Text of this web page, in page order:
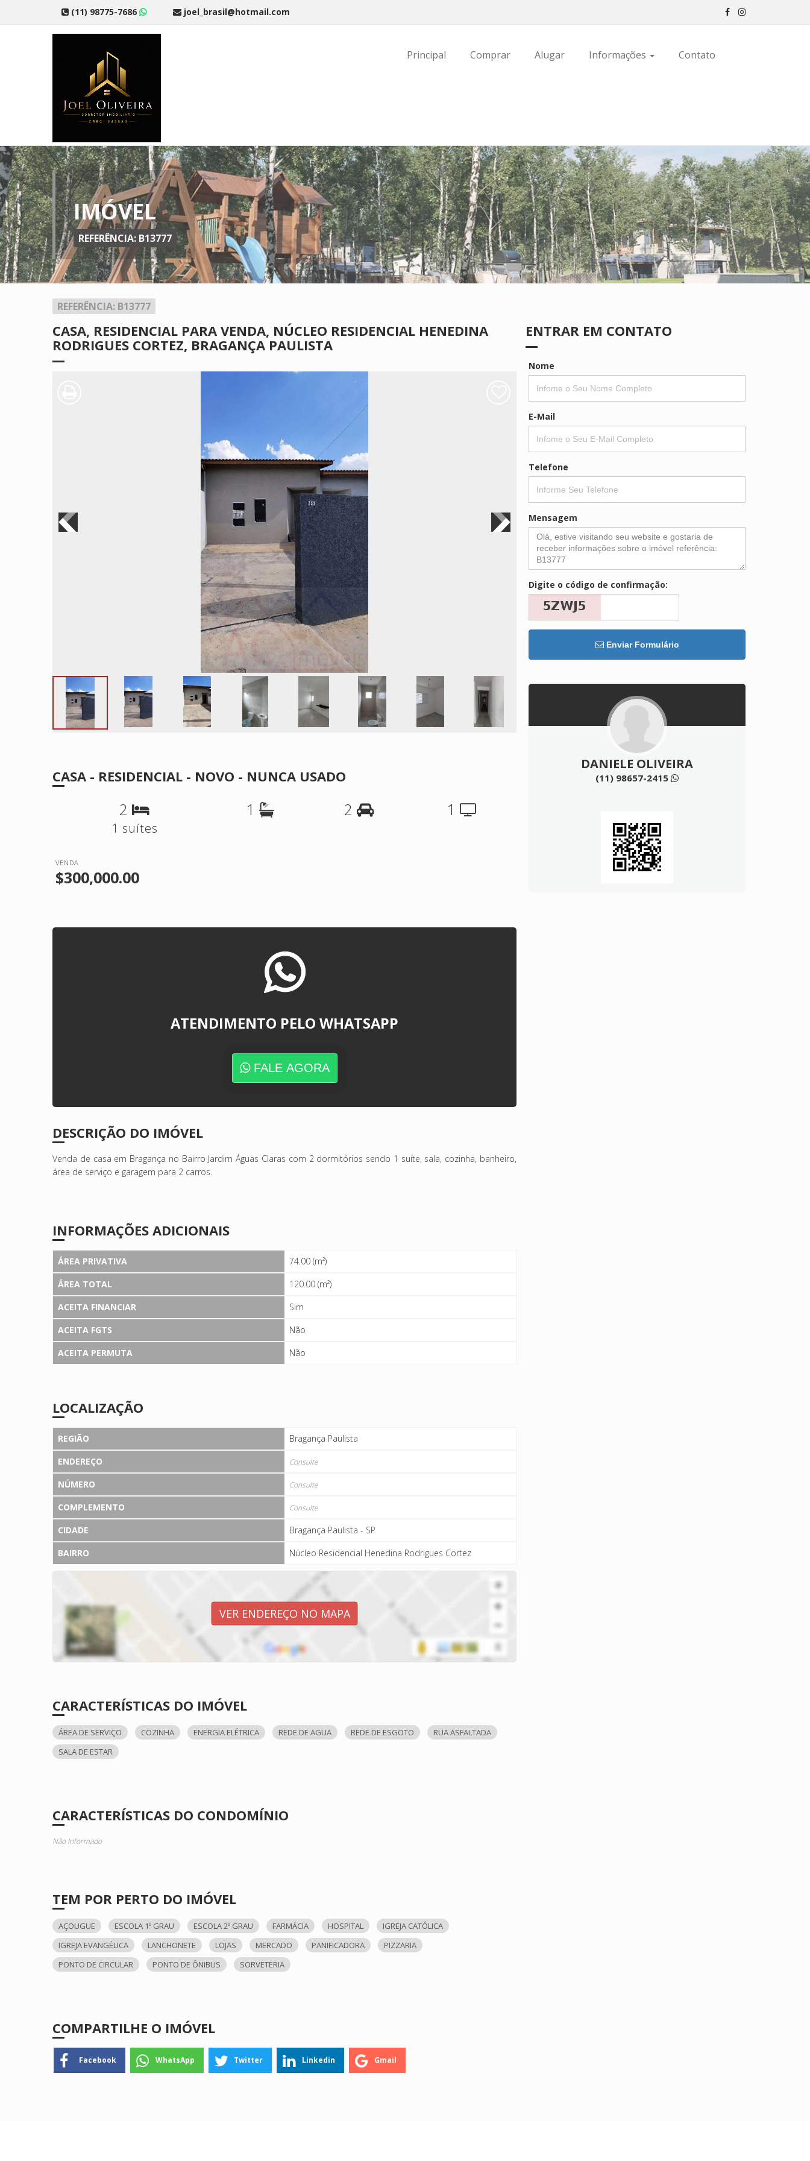
(11) 98775-7686 joel_brasil@hotmail.com
Principal Comprar Alugar Informações Contato
IMÓVEL
REFERÊNCIA: B13777
REFERÊNCIA: B13777
CASA, RESIDENCIAL PARA VENDA, NÚCLEO RESIDENCIAL HENEDINA
RODRIGUES CORTEZ, BRAGANÇA PAULISTA
CASA - RESIDENCIAL - NOVO - NUNCA USADO
2
1 suítes
1 2 1
VENDA
$300,000.00
ATENDIMENTO PELO WHATSAPP
FALE AGORA
DESCRIÇÃO DO IMÓVEL
Venda de casa em Bragança no Bairro Jardim Águas Claras com 2 dormitórios sendo 1 suíte, sala, cozinha, banheiro,
área de serviço e garagem para 2 carros.
INFORMAÇÕES ADICIONAIS
ÁREA PRIVATIVA
74.00 (m²)
ÁREA TOTAL
120.00 (m²)
ACEITA FINANCIAR
Sim
ACEITA FGTS
Não
ACEITA PERMUTA
Não
LOCALIZAÇÃO
REGIÃO
Bragança Paulista
ENDEREÇO
Consulte
NÚMERO Consulte
COMPLEMENTO Consulte
CIDADE
Bragança Paulista - SP
BAIRRO
Núcleo Residencial Henedina Rodrigues Cortez
VER ENDEREÇO NO MAPA
CARACTERÍSTICAS DO IMÓVEL
ÁREA DE SERVIÇO COZINHA ENERGIA ELÉTRICA REDE DE AGUA REDE DE ESGOTO
RUA ASFALTADA
SALA DE ESTAR
CARACTERÍSTICAS DO CONDOMÍNIO
Não Informado
TEM POR PERTO DO IMÓVEL
AÇOUGUE ESCOLA 1º GRAU ESCOLA 2º GRAU FARMÁCIA HOSPITAL
IGREJA CATÓLICA
IGREJA EVANGÉLICA
LANCHONETE LOJAS MERCADO PANIFICADORA
PIZZARIA
PONTO DE CIRCULAR
PONTO DE ÔNIBUS SORVETERIA
COMPARTILHE O IMÓVEL
Facebook WhatsApp Twitter Linkedin Gmail
ENTRAR EM CONTATO
Nome
E-Mail
Telefone
Mensagem
Digite o código de confirmação:
Enviar Formulário
DANIELE OLIVEIRA
(11) 98657-2415